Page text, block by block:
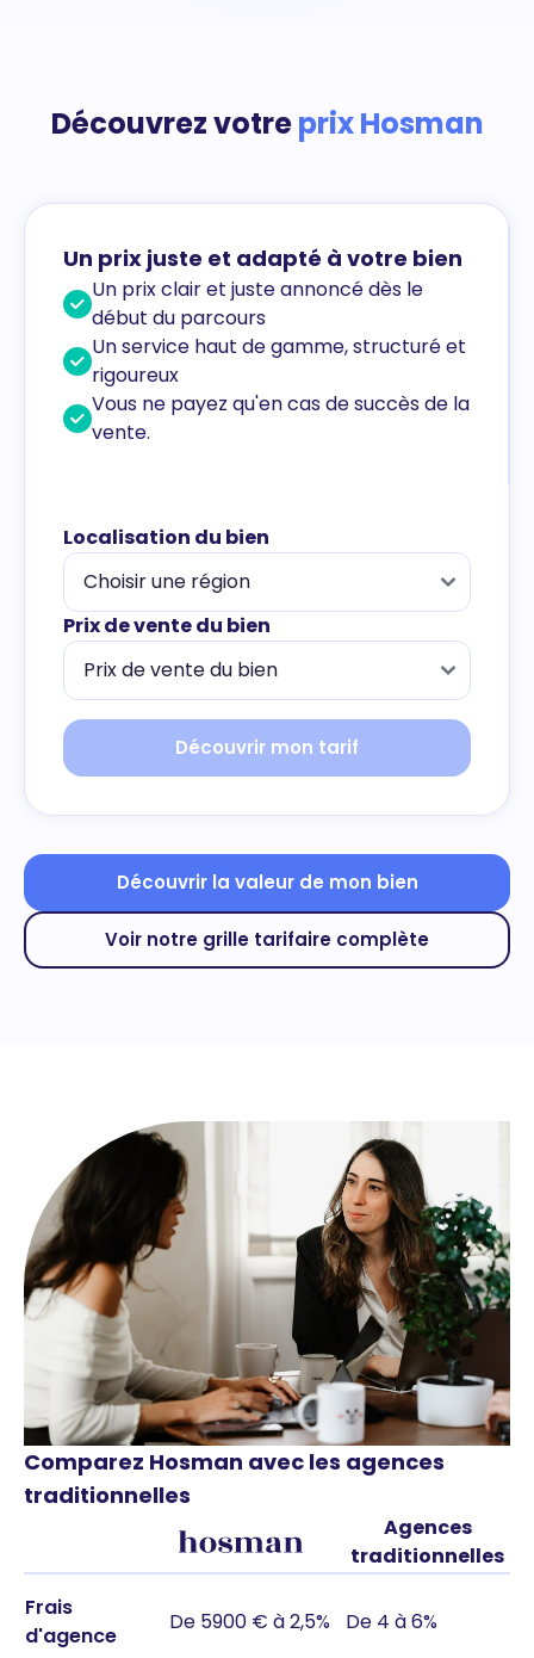
Découvrez votreprix Hosman
Un prix juste et adapté à votre bien
Un prix clair et juste annoncé dès le
début du parcours
Un service haut de gamme, structuré et
rigoureux
Vous ne payez qu'en cas de succès de la
vente.
Localisation du bien
Prix de vente du bien
Découvrir mon tarif
Découvrir la valeur de mon bien
Voir notre grille tarifaire complète
Comparez Hosman avec les agences
traditionnelles
Agences
traditionnelles
Frais
d'agence
De 5900 € à 2,5% De 4 à 6%